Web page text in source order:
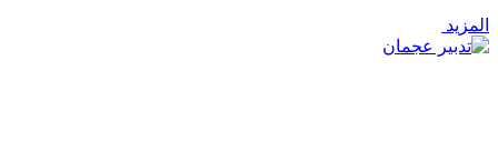
المزيد